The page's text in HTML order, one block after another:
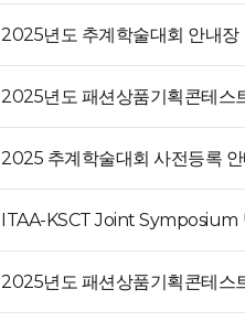
2025년도 추계학술대회 안내장
2025년도 패션상품기획콘테스
2025 추계학술대회 사전등록 안
ITAA-KSCT Joint Symposium
2025년도 패션상품기획콘테스